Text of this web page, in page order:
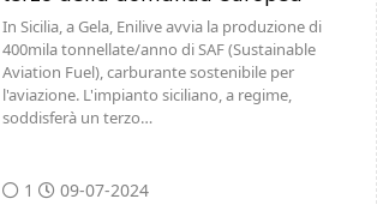
In Sicilia, a Gela, Enilive avvia la produzione di
400mila tonnellate/anno di SAF (Sustainable
Aviation Fuel), carburante sostenibile per
l'aviazione. L'impianto siciliano, a regime,
soddisferà un terzo…
1 09-07-2024